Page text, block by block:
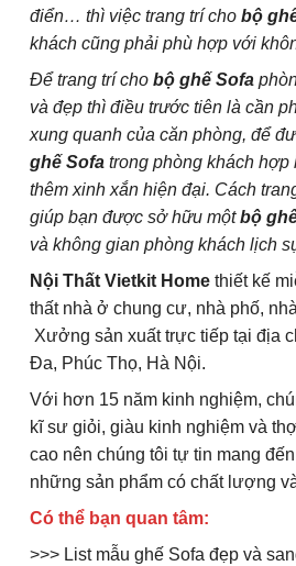
điển… thì việc trang trí cho bộ
khách cũng phải phù hợp với
Để trang trí cho bộ ghế Sofa
và đẹp thì điều trước tiên là cần
xung quanh của căn phòng, để
ghế Sofa trong phòng khách hợp
thêm xinh xắn hiện đại. Cách
giúp bạn được sở hữu mộtbộ
và không gian phòng khách lịch
Nội Thất Vietkit Home thiết kế
thất nhà ở chung cư, nhà phố,
Xưởng sản xuất trực tiếp tại địa
Đa, Phúc Thọ, Hà Nội.
Với hơn 15 năm kinh nghiệm,
kĩ sư giỏi, giàu kinh nghiệm và
cao nên chúng tôi tự tin mang
những sản phẩm có chất lượng
Có thể bạn quan tâm:
>>> List mẫu ghế Sofa đẹp và